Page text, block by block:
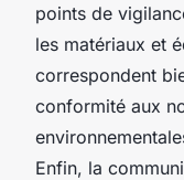
points de
les matériaux et
correspondent
conformité aux
Enfin, la